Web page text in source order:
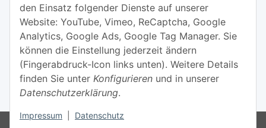
den Einsatz folgender Dienste auf unserer
Website: YouTube, Vimeo, ReCaptcha, Google
Analytics, Google Ads, Google Tag Manager. Sie
können die Einstellung jederzeit ändern
(Fingerabdruck-Icon links unten). Weitere Details
finden Sie unter Konfigurieren und in unserer
Datenschutzerklärung.
Impressum Datenschutz
Widerrufsbutton
* Alle Preise inkl. gesetzlicher USt., zzgl.